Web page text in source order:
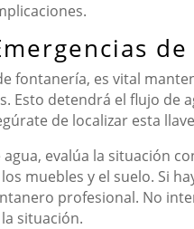
fontanería, es vital
Esto detendrá el flujo
de localizar esta
evalúa la situación
muebles y el suelo. Si
profesional. No
situación.